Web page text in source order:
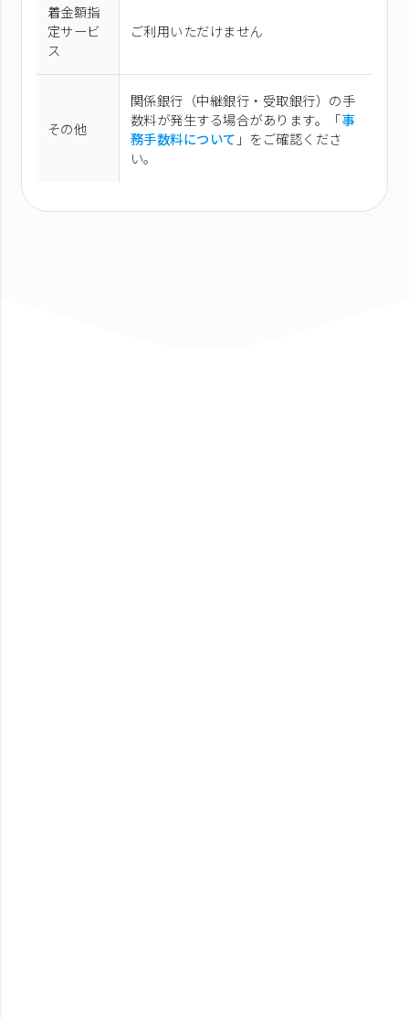
着金額指
定サービ
ス
ご利用いただけません
その他
関係銀行（中継銀行・受取銀行）の手
数料が発生する場合があります。「事
務手数料について 」をご確認くださ
い。